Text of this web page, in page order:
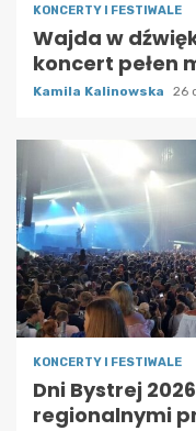
KONCERTY I FESTIWALE
Wajda w
koncert pełen
Kamila Kalinowska 26
KONCERTY I FESTIWALE
Dni Bystrej
regionalnymi